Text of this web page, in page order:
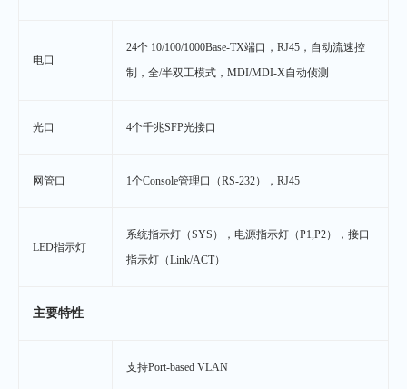
电口
24个 10/100/1000Base-TX端口，RJ45，自动流速控
制，全/半双工模式，MDI/MDI-X自动侦测
光口 4个千兆SFP光接口
网管口 1个Console管理口（RS-232），RJ45
LED指示灯
系统指示灯（SYS），电源指示灯（P1,P2），接口
指示灯（Link/ACT）
主要特性
支持Port-based VLAN